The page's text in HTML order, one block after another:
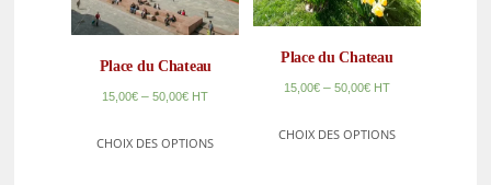
Place du Chateau
15,00€ –50,00€ HT
CHOIX DES OPTIONS
Place du Chateau
15,00€– 50,00€ HT
CHOIX DES OPTIONS